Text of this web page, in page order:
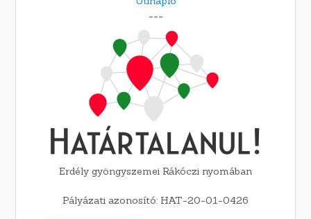
---
Erdély gyöngyszemei Rákóczi nyomában
Pályázati azonosító: HAT-20-01-0426